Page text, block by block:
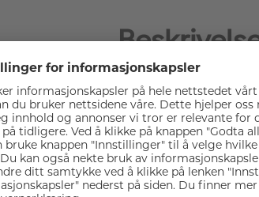
unikt kamerahusdeksel som i tillegg til å
i bruk og enkelt i design, men solid
middels-uendelig og 20cm
og utformingen av selve objektivet
med to asfæriske elementer som